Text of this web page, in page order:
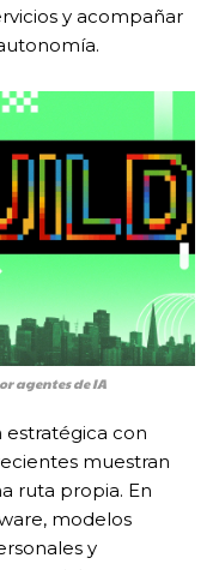
y acompañar
agentes de IA
con
muestran
ruta propia. En
modelos
y